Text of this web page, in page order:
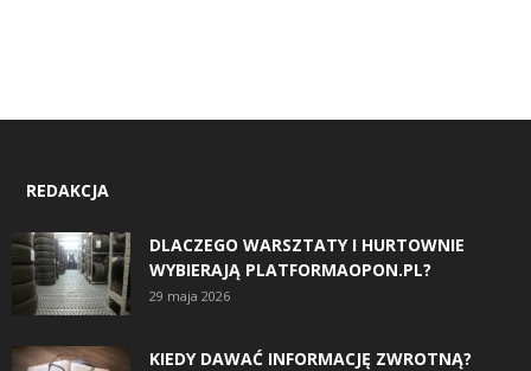
REDAKCJA
DLACZEGO WARSZTATY I HURTOWNIE
WYBIERAJĄ PLATFORMAOPON.PL?
29 maja 2026
KIEDY DAWAĆ INFORMACJĘ ZWROTNĄ?